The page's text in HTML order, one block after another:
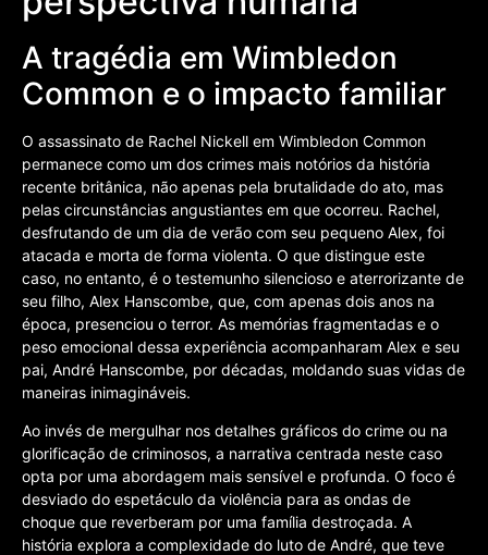
A tragédia em Wimbledon
Common e o impacto familiar
O assassinato de Rachel Nickell em Wimbledon Common
permanece como um dos crimes mais notórios da história
recente britânica, não apenas pela brutalidade do ato, mas
pelas circunstâncias angustiantes em que ocorreu. Rachel,
desfrutando de um dia de verão com seu pequeno Alex, foi
atacada e morta de forma violenta. O que distingue este
caso, no entanto, é o testemunho silencioso e aterrorizante de
seu filho, Alex Hanscombe, que, com apenas dois anos na
época, presenciou o terror. As memórias fragmentadas e o
peso emocional dessa experiência acompanharam Alex e seu
pai, André Hanscombe, por décadas, moldando suas vidas de
maneiras inimagináveis.
Ao invés de mergulhar nos detalhes gráficos do crime ou na
glorificação de criminosos, a narrativa centrada neste caso
opta por uma abordagem mais sensível e profunda. O foco é
desviado do espetáculo da violência para as ondas de
choque que reverberam por uma família destroçada. A
história explora a complexidade do luto de André, que teve